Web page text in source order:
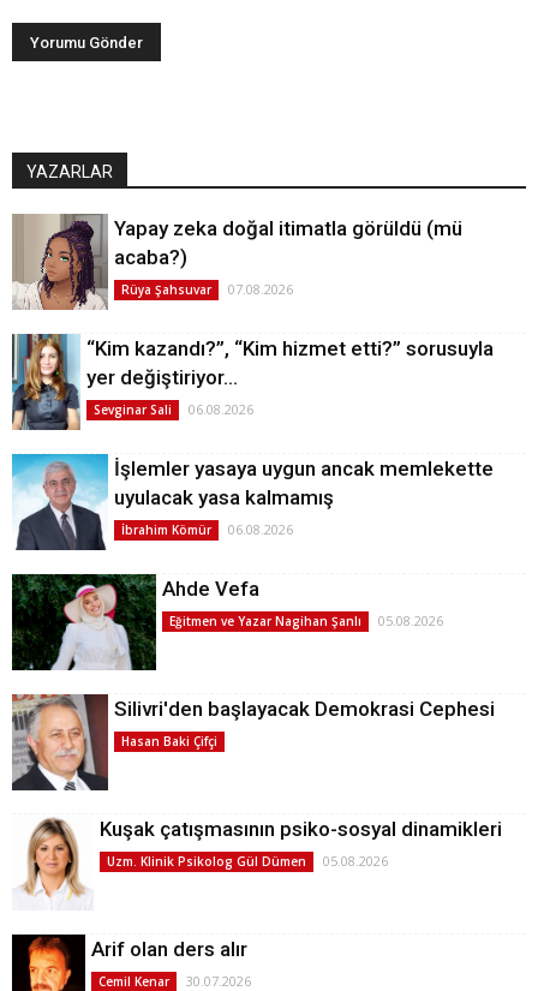
YAZARLAR
Yapay zeka doğal itimatla görüldü (mü
acaba?)
Rüya Şahsuvar 07.08.2026
“Kim kazandı?”, “Kim hizmet etti?” sorusuyla
yer değiştiriyor…
Sevginar Sali 06.08.2026
İşlemler yasaya uygun ancak memlekette
uyulacak yasa kalmamış
İbrahim Kömür 06.08.2026
Ahde Vefa
Eğitmen ve Yazar Nagihan Şanlı 05.08.2026
Silivri'den başlayacak Demokrasi Cephesi
Hasan Baki Çifçi
Kuşak çatışmasının psiko-sosyal dinamikleri
Uzm. Klinik Psikolog Gül Dümen 05.08.2026
Arif olan ders alır
Cemil Kenar 30.07.2026